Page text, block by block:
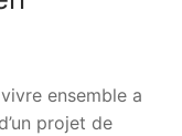
ensemble a
projet de